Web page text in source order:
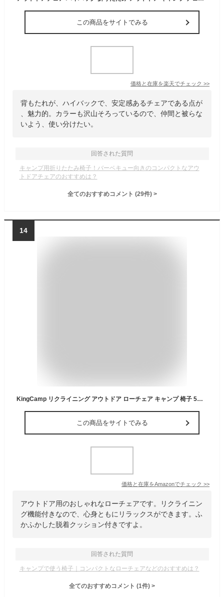
この商品をサイトでみる
価格と在庫を楽天でチェック >>
背もたれが、ハイバックで、安定感あるチェアである点が
、魅力的。カラーも沢山そろっているので、仲間と被らな
いよう、使い分けたい。
回答された質問
キャンプ用折りたたみ椅子！バーベキュー向きのコンパクトなアウ
トドアチェアのおすすめは？
全てのおすすめコメント (29件) >
14
KingCamp リクライニング アウトドア ローチェア キャンプ 椅子 5段階調整 ふかふか脱着クッション 丸洗い可能 四季適用
この商品をサイトでみる
価格と在庫をAmazonでチェック >>
アウトドア用のおしゃれなローチェアです。リクライニン
グ機能付きなので、心身ともにリラックスができます。ふ
かふかした脱着クッション付きですよ。
回答された質問
キャンプで使う椅子｜コンパクトなローチェアなどのおすすめは？
全てのおすすめコメント (1件) >